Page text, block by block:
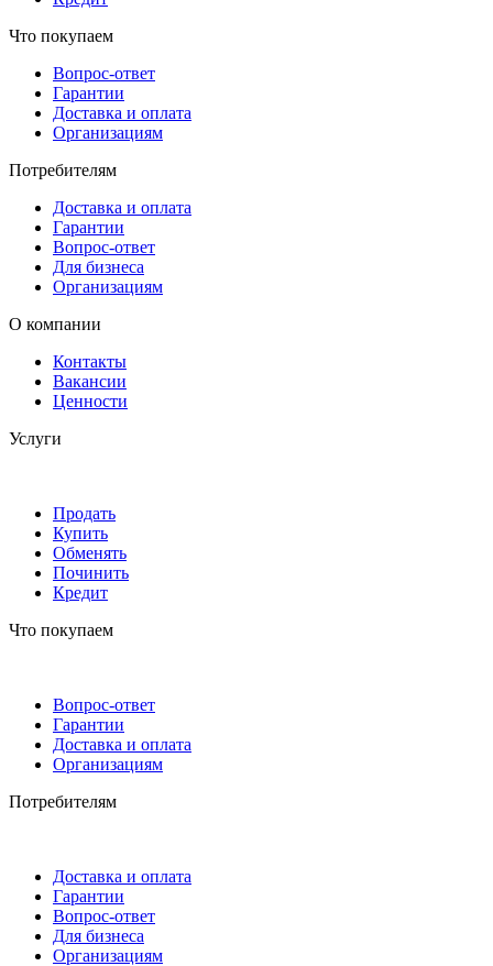
Что покупаем
Вопрос-ответ
Гарантии
Доставка и оплата
Организациям
Потребителям
Доставка и оплата
Гарантии
Вопрос-ответ
Для бизнеса
Организациям
О компании
Контакты
Вакансии
Ценности
Услуги
Продать
Купить
Обменять
Починить
Кредит
Что покупаем
Вопрос-ответ
Гарантии
Доставка и оплата
Организациям
Потребителям
Доставка и оплата
Гарантии
Вопрос-ответ
Для бизнеса
Организациям